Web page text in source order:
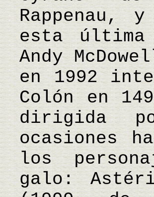
Rappenau,
esta última
Andy
en 1992
Colón en
dirigida
ocasiones
los
galo: